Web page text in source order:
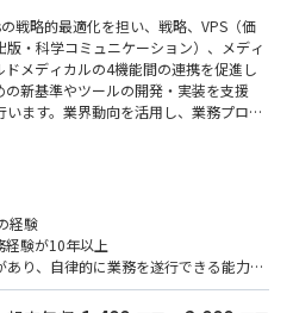
ォールをおさえて正しくデータを取り
戦略的最適化を担い、戦略、VPS（価
・科学コミュニケーション）、メディ
メディカルの4機能間の連携を促進し
新基準やツールの開発・実装を支援
ます。業界動向を活用し、業務プロセ
織改善をリードします。グローバルと
リソース管理やプロセス開発を推進。
ィカルアクションプランの策定を支援
立案・管理や活動効果の指標設定と最
ルな課題解決をリードし、会社全体目
渉力や文化的感受性を活かし他部署と
備やコンプライアンス遵守を推進。メ
通じて貢献します。
経験
経験が10年以上
り、自律的に業務を遂行できる能力
みできる能力